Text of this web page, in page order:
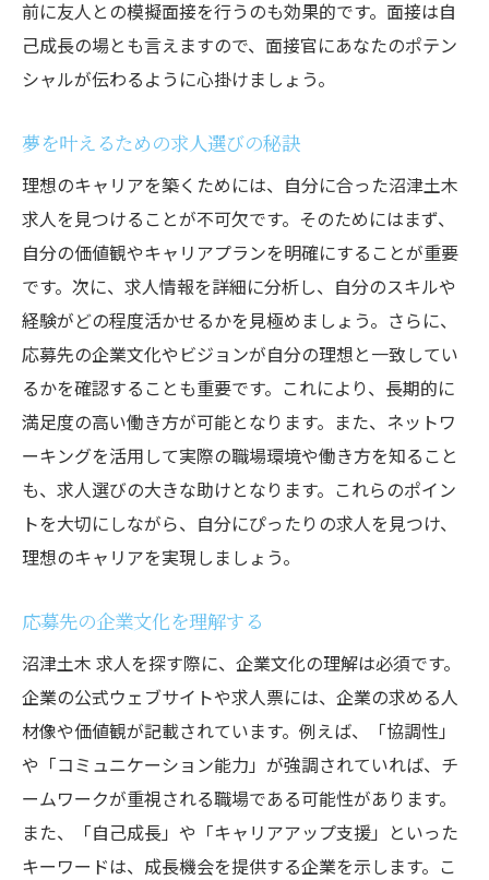
前に友人との模擬面接を行うのも効果的です。面接は自
己成長の場とも言えますので、面接官にあなたのポテン
シャルが伝わるように心掛けましょう。
夢を叶えるための求人選びの秘訣
理想のキャリアを築くためには、自分に合った沼津土木
求人を見つけることが不可欠です。そのためにはまず、
自分の価値観やキャリアプランを明確にすることが重要
です。次に、求人情報を詳細に分析し、自分のスキルや
経験がどの程度活かせるかを見極めましょう。さらに、
応募先の企業文化やビジョンが自分の理想と一致してい
るかを確認することも重要です。これにより、長期的に
満足度の高い働き方が可能となります。また、ネットワ
ーキングを活用して実際の職場環境や働き方を知ること
も、求人選びの大きな助けとなります。これらのポイン
トを大切にしながら、自分にぴったりの求人を見つけ、
理想のキャリアを実現しましょう。
応募先の企業文化を理解する
沼津土木 求人を探す際に、企業文化の理解は必須です。
企業の公式ウェブサイトや求人票には、企業の求める人
材像や価値観が記載されています。例えば、「協調性」
や「コミュニケーション能力」が強調されていれば、チ
ームワークが重視される職場である可能性があります。
また、「自己成長」や「キャリアアップ支援」といった
キーワードは、成長機会を提供する企業を示します。こ